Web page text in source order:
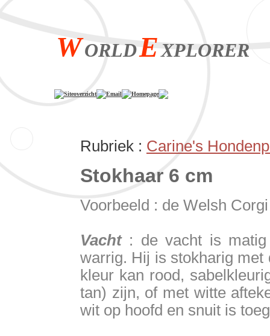
WORLDEXPLORER
Siteoverzicht Email Homepage
Rubriek : Carine's
Stokhaar 6
Voorbeeld : de Welsh Corgi
Vacht: de vacht is matig
warrig. Hij is stokharig met
kleur kan rood,
tan) zijn, of met witte
wit op hoofd en snuit is